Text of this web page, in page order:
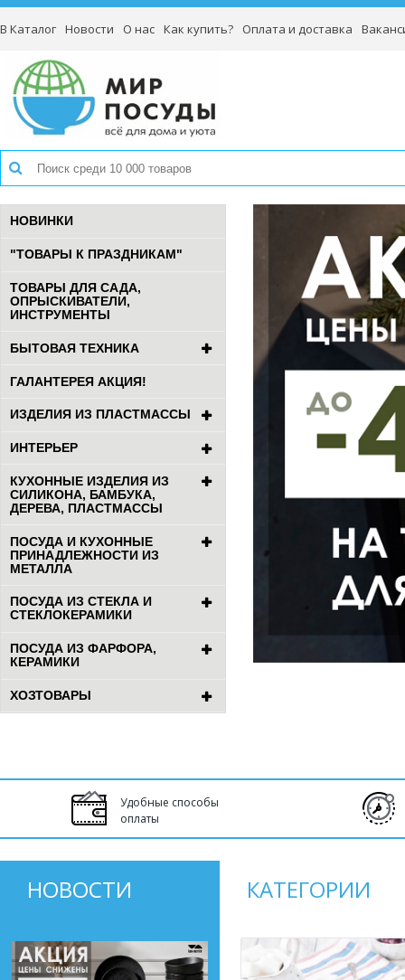
В Каталог Новости О нас Как купить? Оплата и доставка
НОВИНКИ
"ТОВАРЫ К ПРАЗДНИКАМ"
ТОВАРЫ ДЛЯ САДА,
ОПРЫСКИВАТЕЛИ,
ИНСТРУМЕНТЫ
БЫТОВАЯ ТЕХНИКА
ГАЛАНТЕРЕЯ АКЦИЯ!
ИЗДЕЛИЯ ИЗ ПЛАСТМАССЫ
ИНТЕРЬЕР
КУХОННЫЕ ИЗДЕЛИЯ ИЗ
СИЛИКОНА, БАМБУКА,
ДЕРЕВА, ПЛАСТМАССЫ
ПОСУДА И КУХОННЫЕ
ПРИНАДЛЕЖНОСТИ ИЗ
МЕТАЛЛА
ПОСУДА ИЗ СТЕКЛА И
СТЕКЛОКЕРАМИКИ
ПОСУДА ИЗ ФАРФОРА,
КЕРАМИКИ
ХОЗТОВАРЫ
Удобные способы
оплаты
НОВОСТИ КАТЕГОРИИ